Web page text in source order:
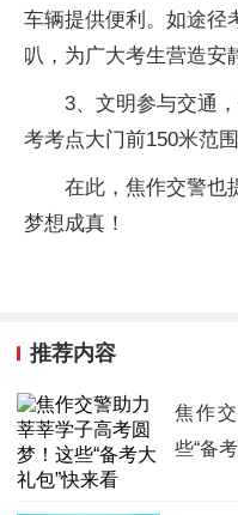
车辆提供便利。如途径
叭，为广大考生营造安
3、文明参与交通
考考点大门前150米范
在此，焦作交警也
梦想成真！
推荐内容
焦作
些“备